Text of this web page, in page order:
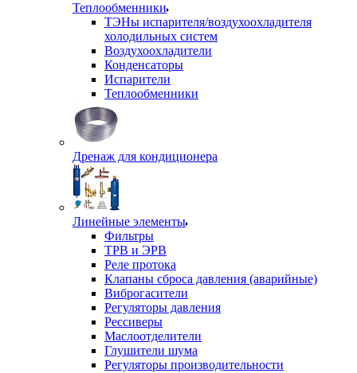
Теплообменники
ТЭНы испарителя/воздухоохладителя
холодильных систем
Воздухоохладители
Конденсаторы
Испарители
Теплообменники
Дренаж для кондиционера
Линейные элементы
Фильтры
ТРВ и ЭРВ
Реле протока
Клапаны сброса давления (аварийные)
Виброгасители
Регуляторы давления
Рессиверы
Маслоотделители
Глушители шума
Регуляторы производительности